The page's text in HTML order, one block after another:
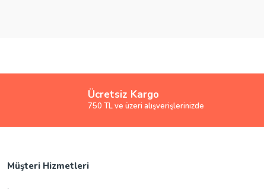
Ücretsiz Kargo
750 TL ve üzeri alışverişlerinizde
Müşteri Hizmetleri